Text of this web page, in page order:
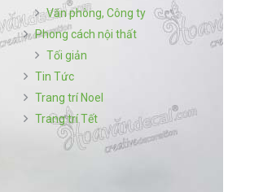
Văn phòng, Công ty
Phong cách nội thất
Tối giản
Tin Tức
Trang trí Noel
Trang trí Tết